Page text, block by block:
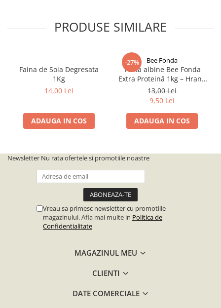
PRODUSE SIMILARE
Faina de Soia Degresata
1Kg
14,00 Lei
ADAUGA IN COS
-27% Bee Fonda
Turta albine Bee Fonda
Extra Proteină 1kg – Hrană
proteică apicolă
13,00 Lei
9,50 Lei
ADAUGA IN COS
Newsletter Nu rata ofertele si promotiile noastre
Vreau sa primesc newsletter cu promotiile
magazinului. Afla mai multe in Politica de
Confidentialitate
MAGAZINUL MEU
CLIENTI
DATE COMERCIALE